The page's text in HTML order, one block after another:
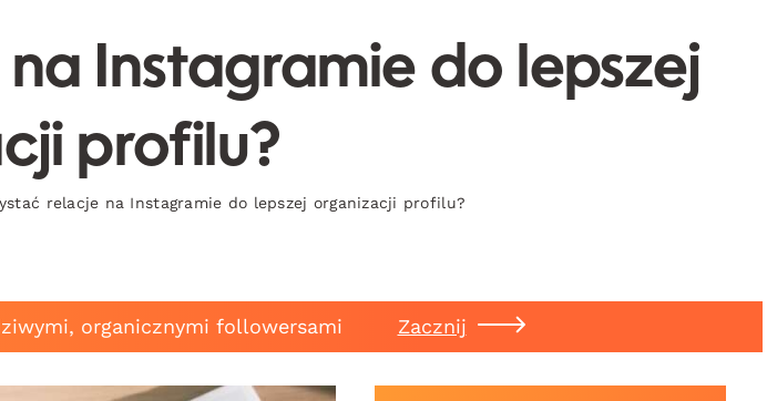
Instagramie do lepszej
profilu?
relacje na Instagramie do lepszej organizacji profilu?
organicznymi followersami Zacznij